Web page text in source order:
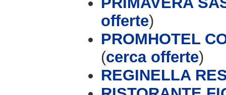
offerte)
PROMHOTEL
(cerca offerte)
REGINELLA